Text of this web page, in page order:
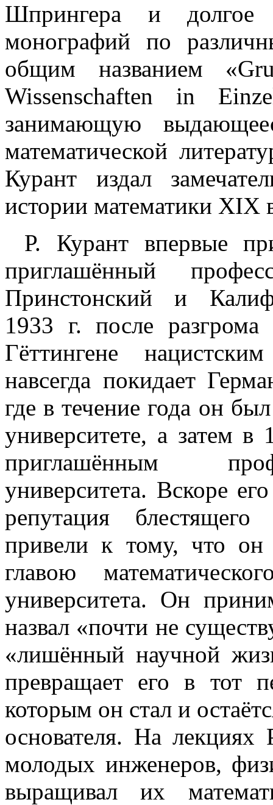
Шпрингера и долгое
монографий по
общим названием
Wissenschaften in
занимающую
математической
Курант издал
истории математики XIX
Р. Курант впервые
приглашённый
Принстонский и
1933 г. после разгрома
Гёттингене
навсегда покидает
где в течение года он
университете, а затем
приглашённым
университета. Вскоре
репутация
привели к тому, что
главою
университета. Он
назвал «почти не
«лишённый научной
превращает его в тот
которым он стал и
основателя. На лекциях
молодых инженеров,
выращивал их